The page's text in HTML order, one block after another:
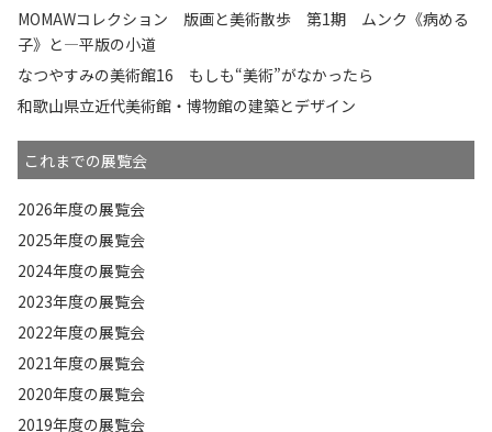
MOMAWコレクション 版画と美術散歩 第1期 ムンク《病める
子》と—平版の小道
なつやすみの美術館16 もしも“美術”がなかったら
和歌山県立近代美術館・博物館の建築とデザイン
これまでの展覧会
2026年度の展覧会
2025年度の展覧会
2024年度の展覧会
2023年度の展覧会
2022年度の展覧会
2021年度の展覧会
2020年度の展覧会
2019年度の展覧会